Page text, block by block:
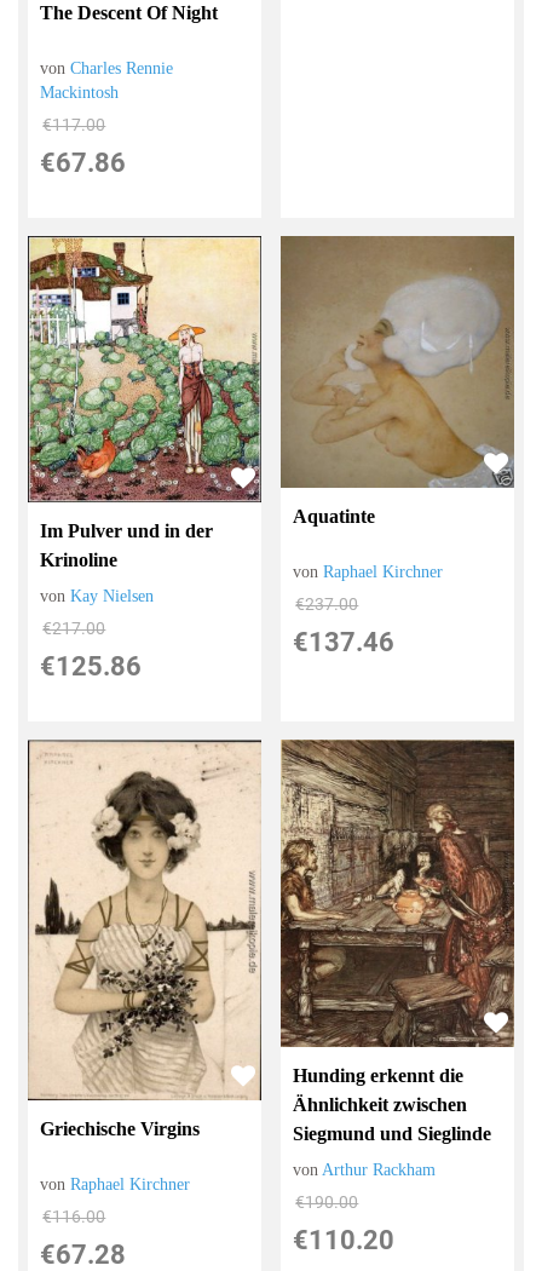
The Descent Of Night
vonCharles Rennie
Mackintosh
€117.00
€67.86
Im Pulver und in der
Krinoline
vonKay Nielsen
€217.00
€125.86
Aquatinte
vonRaphael Kirchner
€237.00
€137.46
Griechische Virgins
vonRaphael Kirchner
€116.00
€67.28
Hunding erkennt die
Ähnlichkeit zwischen
Siegmund und Sieglinde
von Arthur Rackham
€190.00
€110.20